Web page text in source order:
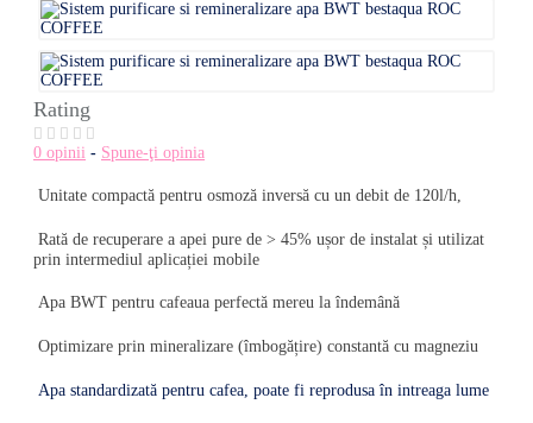
Unitate compactă pentru osmoză inversă cu un debit de 120l/h,
Rată de recuperare a apei pure de > 45% ușor de instalat și utilizat
prin intermediul aplicației mobile
Apa BWT pentru cafeaua perfectă mereu la îndemână
Optimizare prin mineralizare (îmbogățire) constantă cu magneziu
Apa standardizată pentru cafea, poate fi reprodusa în intreaga lume
Rating
0 opinii - Spune-ţi opinia